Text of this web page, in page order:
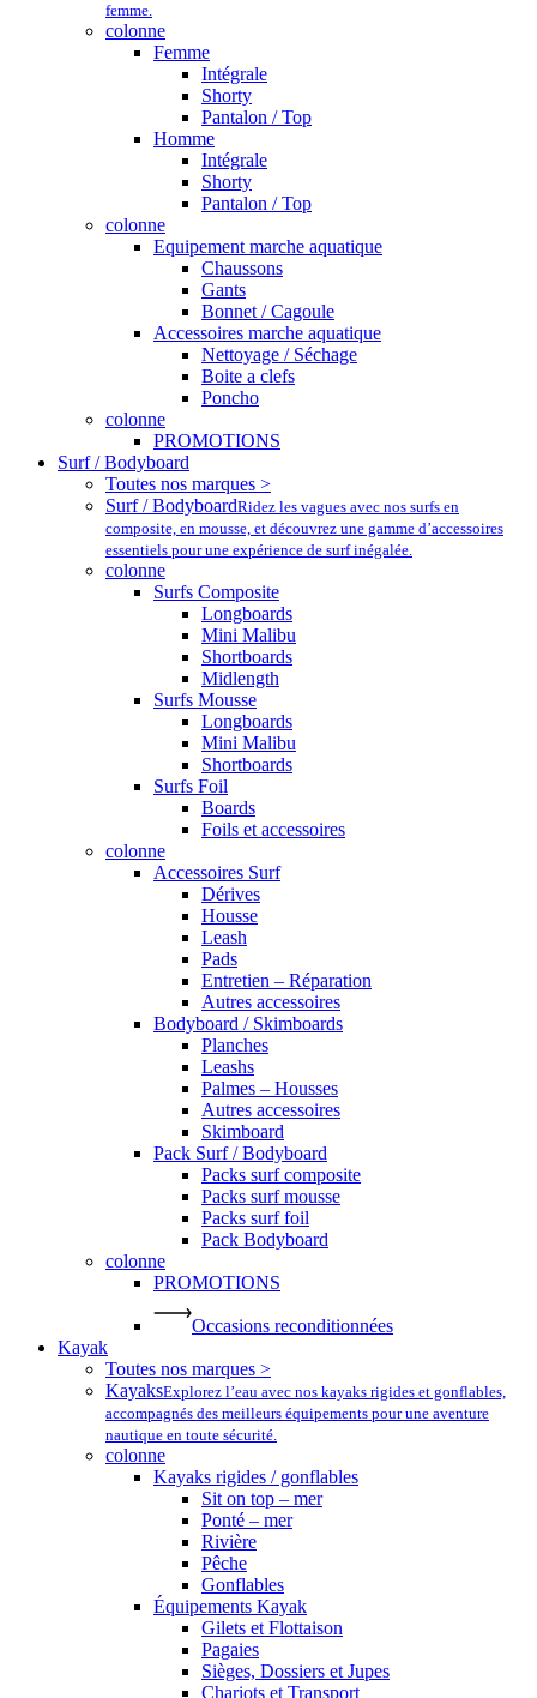
femme.
colonne
Femme
Intégrale
Shorty
Pantalon / Top
Homme
Intégrale
Shorty
Pantalon / Top
colonne
Equipement marche aquatique
Chaussons
Gants
Bonnet / Cagoule
Accessoires marche aquatique
Nettoyage / Séchage
Boite a clefs
Poncho
colonne
PROMOTIONS
Surf / Bodyboard
Toutes nos marques >
Surf / BodyboardRidez les vagues avec nos surfs en
composite, en mousse, et découvrez une gamme d’accessoires
essentiels pour une expérience de surf inégalée.
colonne
Surfs Composite
Longboards
Mini Malibu
Shortboards
Midlength
Surfs Mousse
Longboards
Mini Malibu
Shortboards
Surfs Foil
Boards
Foils et accessoires
colonne
Accessoires Surf
Dérives
Housse
Leash
Pads
Entretien – Réparation
Autres accessoires
Bodyboard / Skimboards
Planches
Leashs
Palmes – Housses
Autres accessoires
Skimboard
Pack Surf / Bodyboard
Packs surf composite
Packs surf mousse
Packs surf foil
Pack Bodyboard
colonne
PROMOTIONS
Occasions reconditionnées
Kayak
Toutes nos marques >
KayaksExplorez l’eau avec nos kayaks rigides et gonflables,
accompagnés des meilleurs équipements pour une aventure
nautique en toute sécurité.
colonne
Kayaks rigides / gonflables
Sit on top – mer
Ponté – mer
Rivière
Pêche
Gonflables
Équipements Kayak
Gilets et Flottaison
Pagaies
Sièges, Dossiers et Jupes
Chariots et Transport